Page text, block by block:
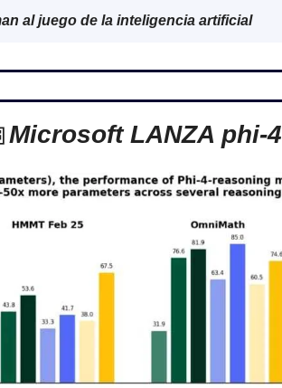
al juego de la inteligencia artificial
Microsoft LANZA phi-4